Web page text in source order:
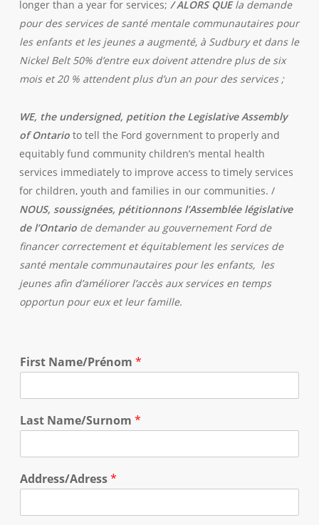
longer than a year for services; / ALORS QUEla demande
pour des services de santé mentale communautaires pour
les enfants et les jeunes a augmenté, à Sudbury et dans le
Nickel Belt 50% d’entre eux doivent attendre plus de six
mois et 20 % attendent plus d’un an pour des services ;
WE, the undersigned, petition the Legislative Assembly
of Ontario to tell the Ford government to properly and
equitably fund community children’s mental health
services immediately to improve access to timely services
for children, youth and families in our communities. /
NOUS, soussignées, pétitionnons l’Assemblée législative
de l’Ontario de demander au gouvernement Ford de
financer correctement et équitablement les services de
santé mentale communautaires pour les enfants, les
jeunes afin d’améliorer l’accès aux services en temps
opportun pour eux et leur famille.
First Name/Prénom *
Last Name/Surnom *
Address/Adress*